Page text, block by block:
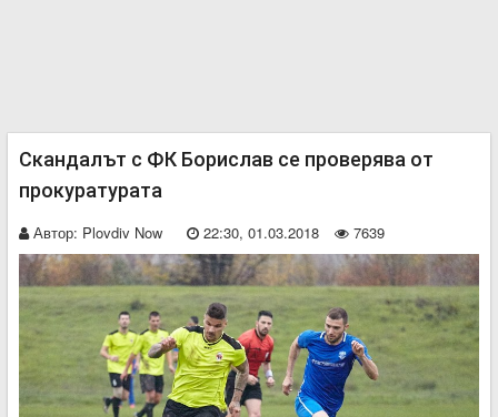
Скандалът с ФК Борислав се проверява от
прокуратурата
Автор: Plovdiv Now 22:30, 01.03.2018 7639